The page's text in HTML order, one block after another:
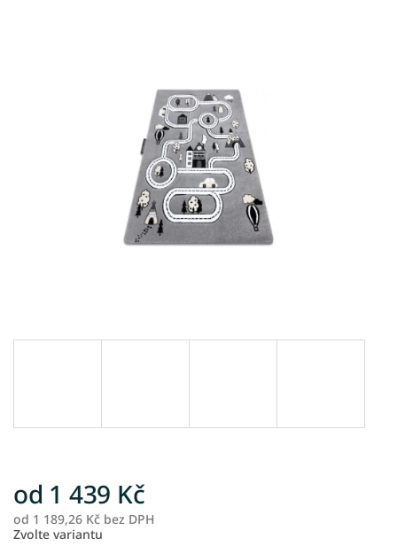
od 1 439 Kč
od 1 189,26 Kč bez DPH
Zvolte variantu